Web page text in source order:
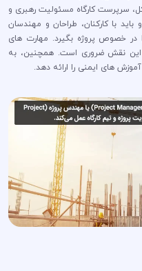
سرپرست کارگاه مسئولیت رهبری و
باید با کارکنان، طراحان و مهندسان
خصوص پروژه بگیرد. مهارت های
نقش ضروری است. همچنین، به
های ایمنی را ارائه دهد.